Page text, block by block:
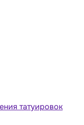
татуировок